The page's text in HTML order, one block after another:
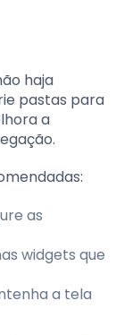
haja
pastas para
a
as
widgets que
a tela